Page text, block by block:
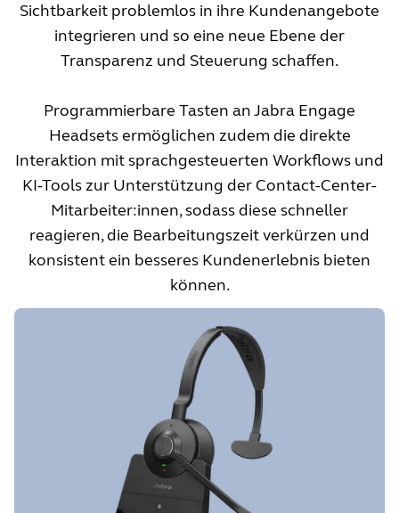
Sichtbarkeit problemlos in ihre Kundenangebote
integrieren und so eine neue Ebene der
Transparenz und Steuerung schaffen.
Programmierbare Tasten an Jabra Engage
Headsets ermöglichen zudem die direkte
Interaktion mit sprachgesteuerten Workflows und
KI-Tools zur Unterstützung der Contact-Center-
Mitarbeiter:innen, sodass diese schneller
reagieren, die Bearbeitungszeit verkürzen und
konsistent ein besseres Kundenerlebnis bieten
können.